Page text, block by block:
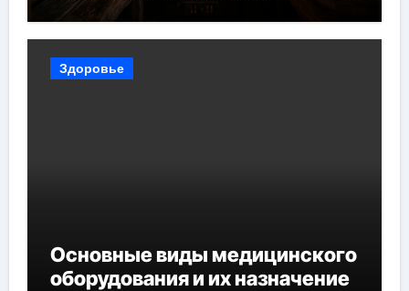
Здоровье
Основные виды медицинского
оборудования и их назначение